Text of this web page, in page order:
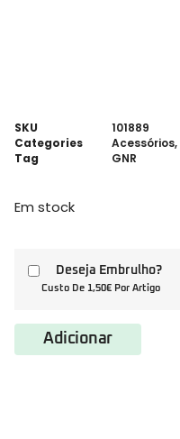
SKU
101889
Categories
Acessórios,
Tag
GNR
Em stock
Deseja Embrulho?
Custo De 1,50€ Por Artigo
Adicionar